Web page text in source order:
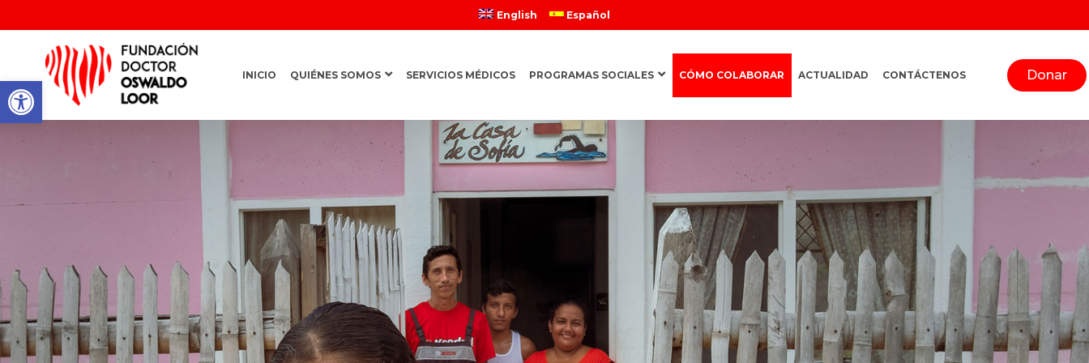
Abrir barra de herramientas
English Español
INICIO QUIÉNES SOMOS SERVICIOS MÉDICOS PROGRAMAS SOCIALES CÓMO COLABORAR ACTUALIDAD CONTÁCTENOS Donar